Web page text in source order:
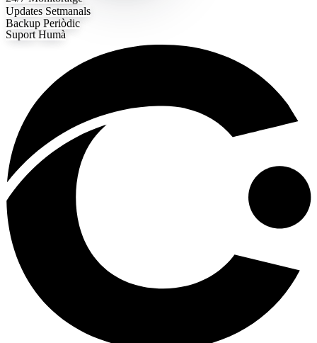
Updates Setmanals
Backup Periòdic
Suport Humà